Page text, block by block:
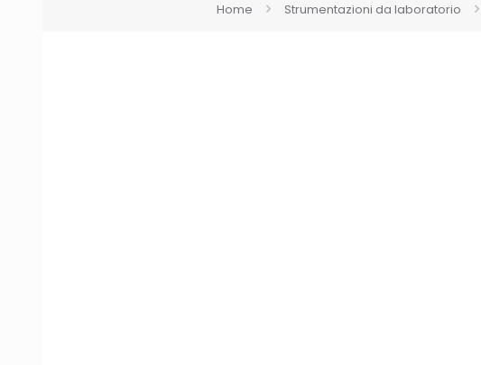
Home Strumentazioni da laboratorio